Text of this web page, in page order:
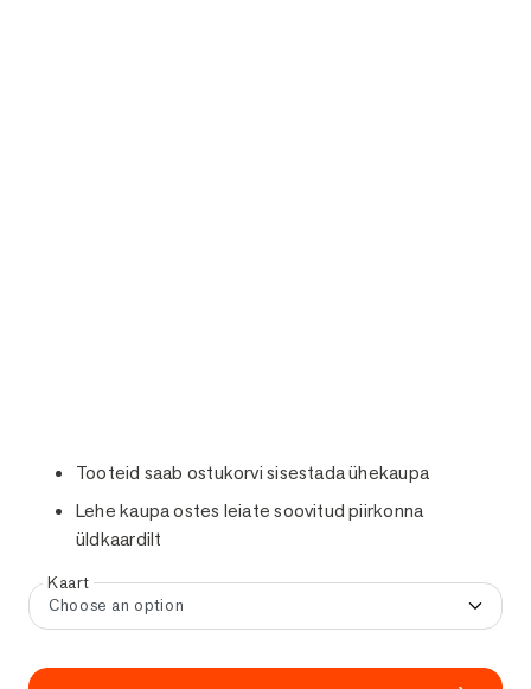
Tooteid saab ostukorvi sisestada ühekaupa
Lehe kaupa ostes leiate soovitud piirkonna
üldkaardilt
Kaart